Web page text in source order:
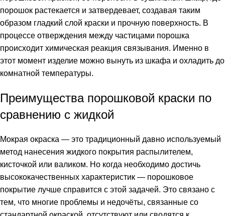
порошок растекается и затвердевает, создавая таким
образом гладкий слой краски и прочную поверхность. В
процессе отверждения между частицами порошка
происходит химическая реакция связывания. Именно в
этот момент изделие можно вынуть из шкафа и охладить до
комнатной температуры.
Преимущества порошковой краски по
сравнению с жидкой
Мокрая окраска — это традиционный давно используемый
метод нанесения жидкого покрытия распылителем,
кисточкой или валиком. Но когда необходимо достичь
высококачественных характеристик — порошковое
покрытие лучше справится с этой задачей. Это связано с
тем, что многие проблемы и недочёты, связанные со